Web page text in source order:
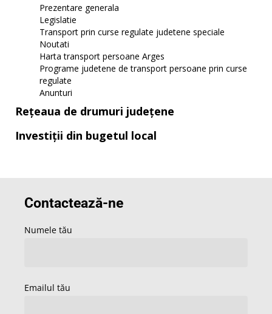
Prezentare generala
Legislatie
Transport prin curse regulate judetene speciale
Noutati
Harta transport persoane Arges
Programe judetene de transport persoane prin curse
regulate
Anunturi
Rețeaua de drumuri județene
Investiții din bugetul local